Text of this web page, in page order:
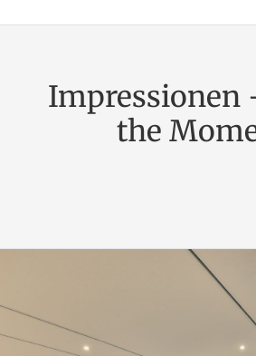
Impressionen
the